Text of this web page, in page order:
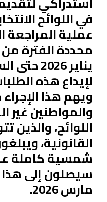
في اللوائح
عملية المراجعة
لإيداع هذه
ويهم هذا
والمواطنين غير
اللوائح، والذين
شمسية كاملة
مارس 2026.